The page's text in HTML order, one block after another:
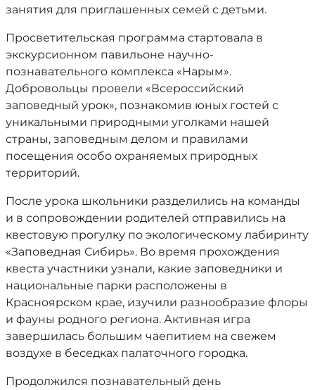
занятия для приглашенных семей с детьми.
Просветительская программа стартовала в
экскурсионном павильоне научно-
познавательного комплекса «Нарым».
Добровольцы провели «Всероссийский
заповедный урок», познакомив юных гостей с
уникальными природными уголками нашей
страны, заповедным делом и правилами
посещения особо охраняемых природных
территорий.
После урока школьники разделились на команды
и в сопровождении родителей отправились на
квестовую прогулку по экологическому лабиринту
«Заповедная Сибирь». Во время прохождения
квеста участники узнали, какие заповедники и
национальные парки расположены в
Красноярском крае, изучили разнообразие флоры
и фауны родного региона. Активная игра
завершилась большим чаепитием на свежем
воздухе в беседках палаточного городка.
Продолжился познавательный день